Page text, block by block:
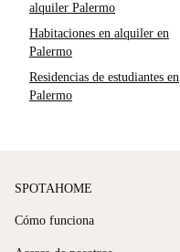
alquiler Palermo
Habitaciones en alquiler en
Palermo
Residencias de estudiantes en
Palermo
SPOTAHOME
Cómo funciona